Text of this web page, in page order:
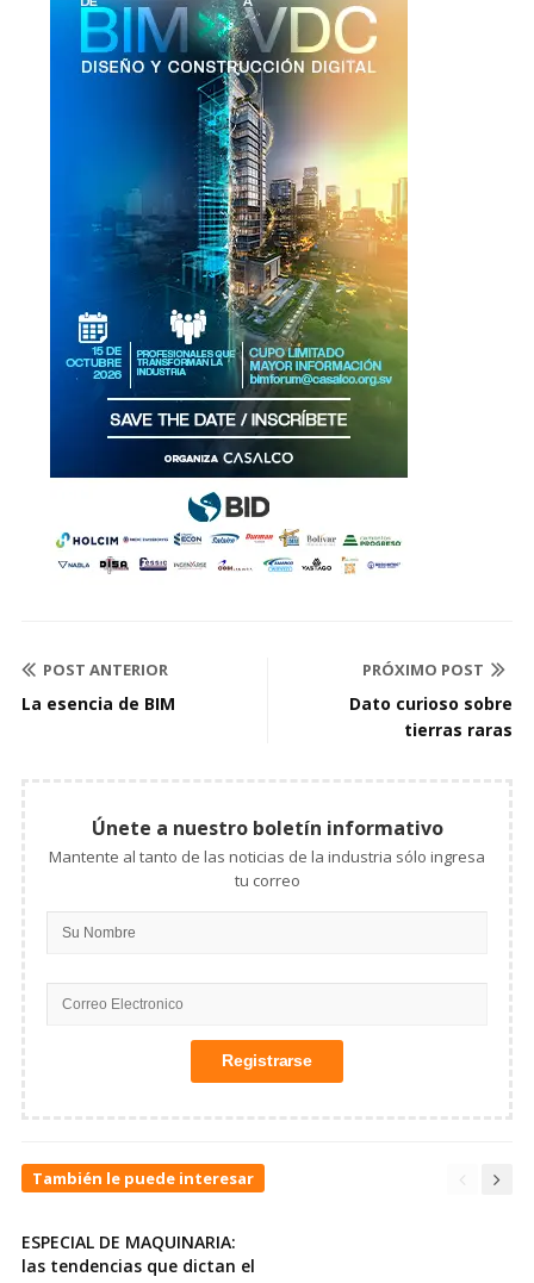
POST ANTERIOR
La esencia de BIM
PRÓXIMO POST
Dato curioso sobre
tierras raras
Únete a nuestro boletín informativo
Mantente al tanto de las noticias de la industria sólo ingresa
tu correo
También le puede interesar
ESPECIAL DE MAQUINARIA:
las tendencias que dictan el